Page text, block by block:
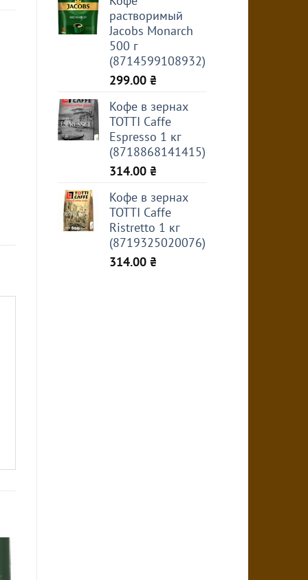
растворимый
Jacobs Monarch
500 г
(8714599108932)
299.00 ₴
Кофе в зернах
TOTTI Caffe
Espresso 1 кг
(8718868141415)
314.00 ₴
Кофе в зернах
TOTTI Caffe
Ristretto 1 кг
(8719325020076)
314.00 ₴